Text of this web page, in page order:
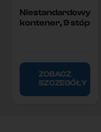
Niestandardowy
kontener, 9 stóp
ZOBACZ
SZCZEGÓŁY